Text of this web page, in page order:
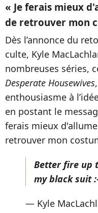
« Je ferais mieux
de retrouver mon
Dès l’annonce du
culte, Kyle
nombreuses séries,
Desperate Housewives
enthousiasme à
en postant le
ferais mieux
retrouver mon
Better fire up
my black suit
— Kyle